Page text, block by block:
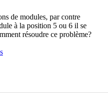
de modules, par contre
à la position 5 ou 6 il se
résoudre ce problème?